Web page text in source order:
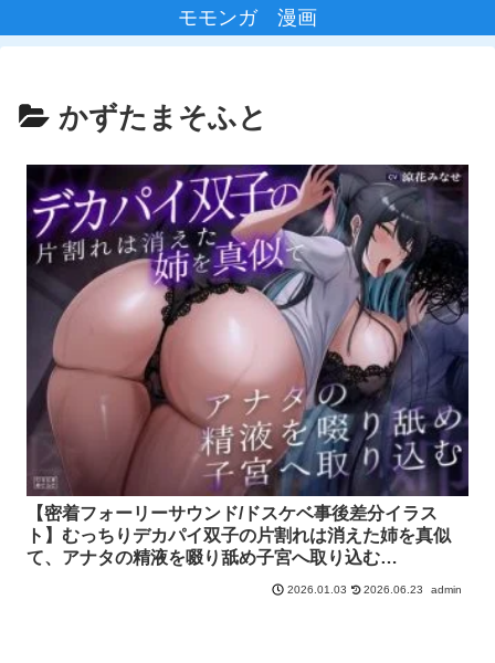
モモンガ 漫画
かずたまそふと
【密着フォーリーサウンド/ドスケベ事後差分イラス
ト】むっちりデカパイ双子の片割れは消えた姉を真似
て、アナタの精液を啜り舐め子宮へ取り込む
2026.01.03 2026.06.23 admin